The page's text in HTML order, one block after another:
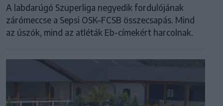
A labdarúgó Szuperliga negyedik fordulójának
zárómeccse a Sepsi OSK–FCSB összecsapás. Mind
az úszók, mind az atléták Eb-címekért harcolnak.